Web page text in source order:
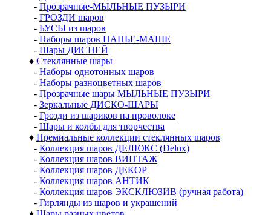
- Прозрачные-МЫЛЬНЫЕ ПУЗЫРИ
- ГРОЗДИ шаров
- БУСЫ из шаров
- Наборы шаров ПАПЬЕ-МАШЕ
- Шары ДИСНЕЙ
♦ Стеклянные шары
- Наборы однотонных шаров
- Наборы разноцветных шаров
- Прозрачные шары МЫЛЬНЫЕ ПУЗЫРИ
- Зеркальные ДИСКО-ШАРЫ
- Грозди из шариков на проволоке
- Шары и колбы для творчества
♦ Премиальные коллекции стеклянных шаров
- Коллекция шаров ДЕЛЮКС (Delux)
- Коллекция шаров ВИНТАЖ
- Коллекция шаров ДЕКОР
- Коллекция шаров АНТИК
- Коллекция шаров ЭКСКЛЮЗИВ (ручная работа)
- Гирлянды из шаров и украшений